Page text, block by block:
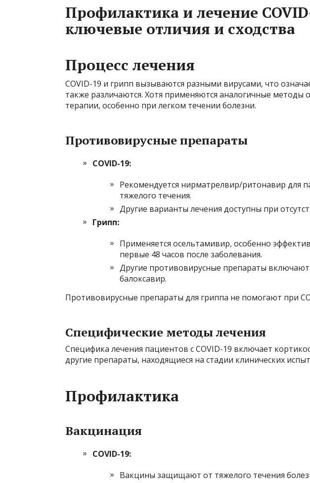
Профилактика и лечение
ключевые отличия и сходства
Процесс лечения
COVID-19 и грипп вызываются разными вирусами, что
также различаются. Хотя применяются аналогичные
терапии, особенно при легком течении болезни.
Противовирусные препараты
COVID-19:
Рекомендуется нирматрелвир/ритонавир для
тяжелого течения.
Другие варианты лечения доступны при
Грипп:
Применяется осельтамивир, особенно
первые 48 часов после заболевания.
Другие противовирусные препараты
балоксавир.
Противовирусные препараты для гриппа не помогают при
Специфические методы лечения
Специфика лечения пациентов с COVID-19 включает
другие препараты, находящиеся на стадии клинических
Профилактика
Вакцинация
COVID-19:
Вакцины защищают от тяжелого течения